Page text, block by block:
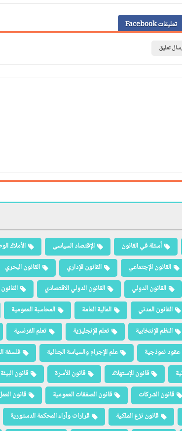
تعليقات Facebook
تعليق
أسئلة في القانون الإقتصاد السياسي الأملاك
القانون الإجتماعي القانون الإداري القانون البحري
القانون الدولي القانون الدولي الاقتصادي
القانون المدني المالية العامة المحاسبة العمومية
النظم الإنتخابية تعلم الإنجليزية تعلم الفرنسية
عقود نموذجية علم الإجرام والسياسة الجنائية فلسفة
قانون الإستهلاك قانون الأسرة قانون البيئة
قانون الشركات قانون الصفقات العمومية قانون
قانون نزع الملكية قرارات وآراء المحكمة الدستورية